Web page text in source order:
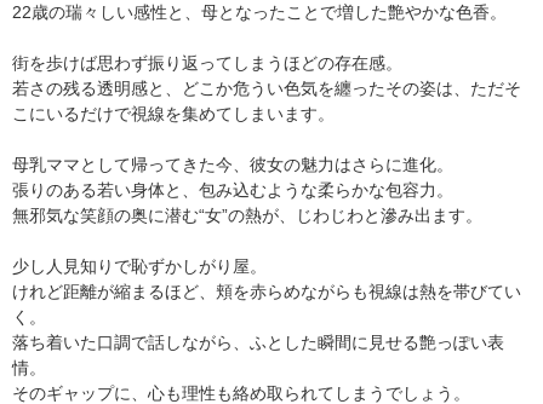
22歳の瑞々しい感性と、母となったことで増した艶やかな色香。
街を歩けば思わず振り返ってしまうほどの存在感。
若さの残る透明感と、どこか危うい色気を纏ったその姿は、ただそ
こにいるだけで視線を集めてしまいます。
母乳ママとして帰ってきた今、彼女の魅力はさらに進化。
張りのある若い身体と、包み込むような柔らかな包容力。
無邪気な笑顔の奥に潜む“女”の熱が、じわじわと滲み出ます。
少し人見知りで恥ずかしがり屋。
けれど距離が縮まるほど、頬を赤らめながらも視線は熱を帯びてい
く。
落ち着いた口調で話しながら、ふとした瞬間に見せる艶っぽい表
情。
そのギャップに、心も理性も絡め取られてしまうでしょう。